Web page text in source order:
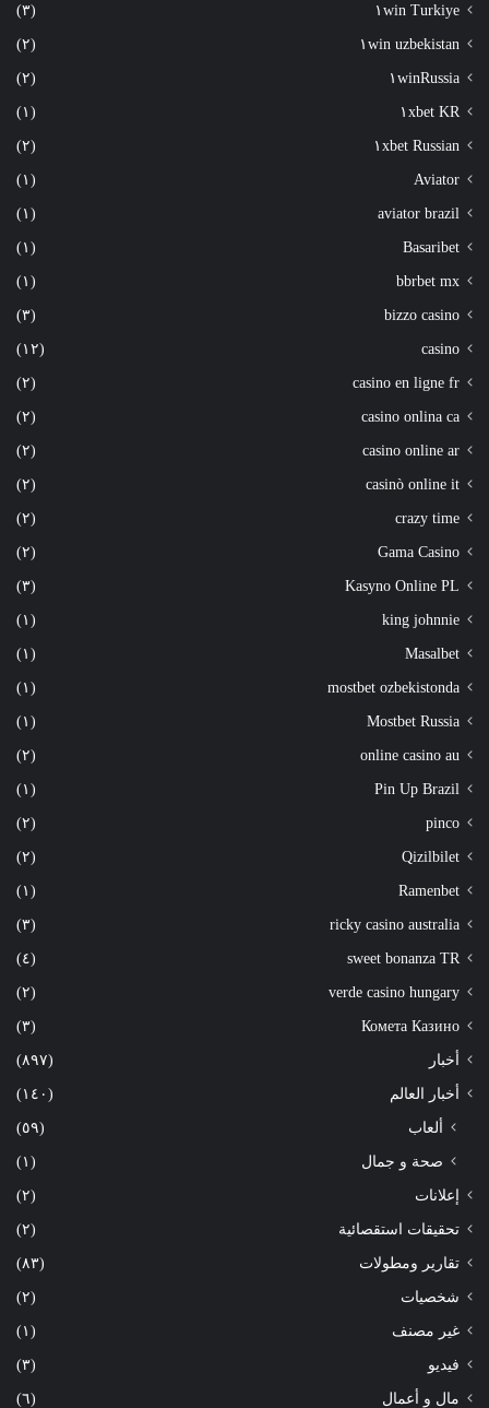
١win Turkiye (٣)
١win uzbekistan (٢)
١winRussia (٢)
١xbet KR (١)
١xbet Russian (٢)
Aviator (١)
aviator brazil (١)
Basaribet (١)
bbrbet mx (١)
bizzo casino (٣)
casino (١٢)
casino en ligne fr (٢)
casino onlina ca (٢)
casino online ar (٢)
casinò online it (٢)
crazy time (٢)
Gama Casino (٢)
Kasyno Online PL (٣)
king johnnie (١)
Masalbet (١)
mostbet ozbekistonda (١)
Mostbet Russia (١)
online casino au (٢)
Pin Up Brazil (١)
pinco (٢)
Qizilbilet (٢)
Ramenbet (١)
ricky casino australia (٣)
sweet bonanza TR (٤)
verde casino hungary (٢)
Комета Казино (٣)
أخبار (٨٩٧)
أخبار العالم (١٤٠)
ألعاب
(٥٩)
صحة و جمال
(١)
إعلانات (٢)
تحقيقات استقصائية (٢)
تقارير ومطولات (٨٣)
شخصيات (٢)
غير مصنف (١)
فيديو (٣)
مال و أعمال (٦)